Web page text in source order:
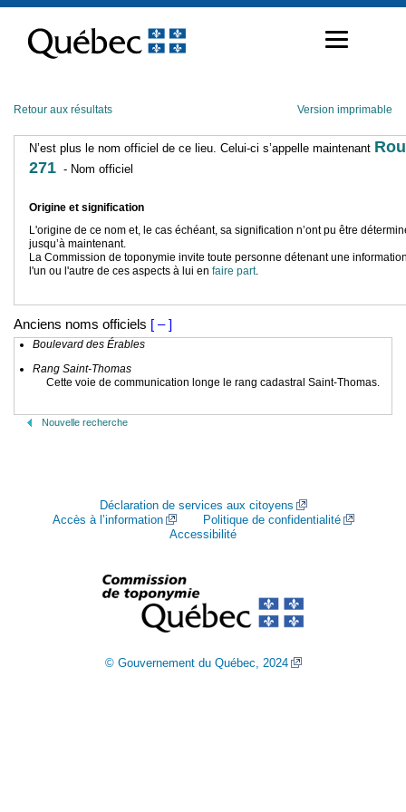
contenu
Retour aux résultats Version imprimable
N’est plus le nom officiel de ce lieu. Celui-ci s’appelle maintenant
271 - Nom officiel
Origine et signification
L'origine de ce nom et, le cas échéant, sa signification n’ont pu être
jusqu’à maintenant.
La Commission de toponymie invite toute personne détenant une
l'un ou l'autre de ces aspects à lui en faire part.
Anciens noms officiels [ – ]
Boulevard des Érables
Rang Saint-Thomas
Cette voie de communication longe le rang cadastral Saint-Thomas.
Nouvelle recherche
Déclaration de services aux citoyens
Accès à l’information
Politique de confidentialité
Accessibilité
© Gouvernement du Québec, 2024